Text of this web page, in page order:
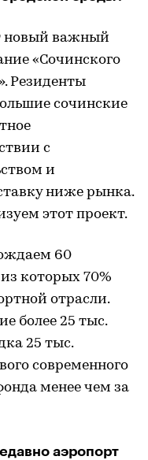
новый важный
«Сочинского
Резиденты
сочинские
с
и
ниже рынка.
этот проект.
60
которых 70%
отрасли.
более 25 тыс.
25 тыс.
современного
менее чем за
аэропорт